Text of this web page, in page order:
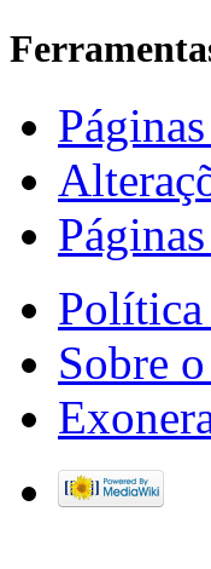
Política
Sobre